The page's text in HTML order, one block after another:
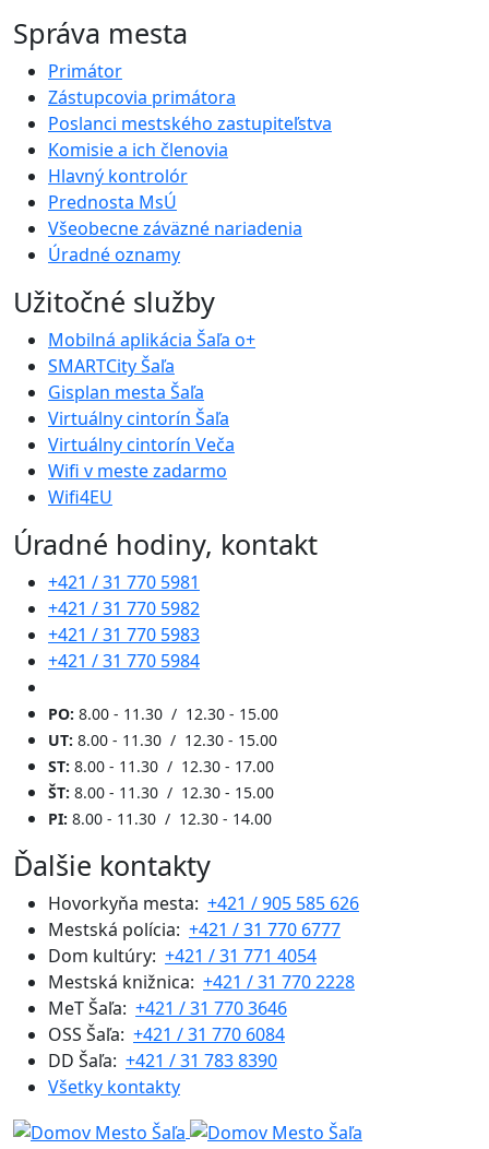
Správa mesta
Primátor
Zástupcovia primátora
Poslanci mestského zastupiteľstva
Komisie a ich členovia
Hlavný kontrolór
Prednosta MsÚ
Všeobecne záväzné nariadenia
Úradné oznamy
Užitočné služby
Mobilná aplikácia Šaľa o+
SMARTCity Šaľa
Gisplan mesta Šaľa
Virtuálny cintorín Šaľa
Virtuálny cintorín Veča
Wifi v meste zadarmo
Wifi4EU
Úradné hodiny, kontakt
+421 / 31 770 5981
+421 / 31 770 5982
+421 / 31 770 5983
+421 / 31 770 5984
PO: 8.00 - 11.30 / 12.30 - 15.00
UT: 8.00 - 11.30 / 12.30 - 15.00
ST: 8.00 - 11.30 / 12.30 - 17.00
ŠT: 8.00 - 11.30 / 12.30 - 15.00
PI: 8.00 - 11.30 / 12.30 - 14.00
Ďalšie kontakty
Hovorkyňa mesta: +421 / 905 585 626
Mestská polícia: +421 / 31 770 6777
Dom kultúry: +421 / 31 771 4054
Mestská knižnica: +421 / 31 770 2228
MeT Šaľa: +421 / 31 770 3646
OSS Šaľa: +421 / 31 770 6084
DD Šaľa: +421 / 31 783 8390
Všetky kontakty